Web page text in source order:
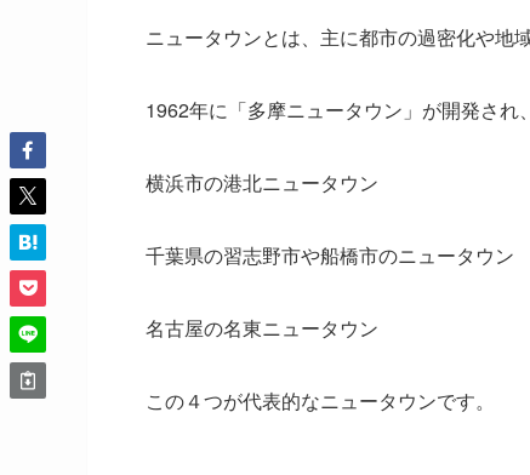
ニュータウンとは、主に都市の過密化や地
1962年に「多摩ニュータウン」が開発され
横浜市の港北ニュータウン
千葉県の習志野市や船橋市のニュータウン
名古屋の名東ニュータウン
この４つが代表的なニュータウンです。